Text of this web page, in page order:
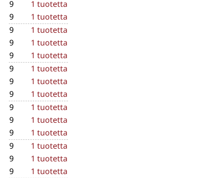
9
1 tuotetta
9
1 tuotetta
9
1 tuotetta
9
1 tuotetta
9
1 tuotetta
9
1 tuotetta
9
1 tuotetta
9
1 tuotetta
9
1 tuotetta
9
1 tuotetta
9
1 tuotetta
9
1 tuotetta
9
1 tuotetta
9
1 tuotetta